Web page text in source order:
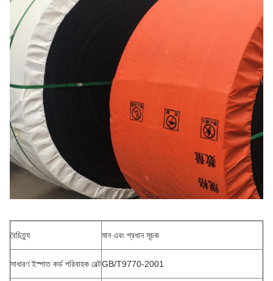
বৈচিত্র্য মান এবং প্রধান সূচক
সাধারণ ইস্পাত কর্ড পরিবাহক বেল্টGB/T9770-2001